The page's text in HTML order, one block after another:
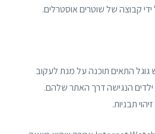
קבוצה של שוטרים אוסטרלים.
החיפוש גוגל התאים תוכנה על מנת לעקוב
ילדים הנגישה דרך האתר שלהם.
תבניות.